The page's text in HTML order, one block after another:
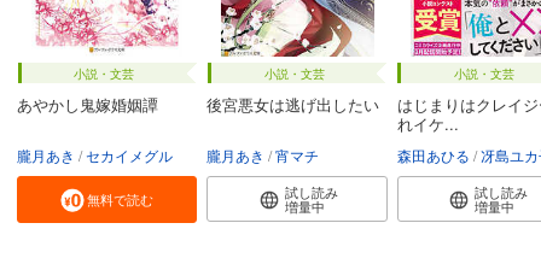
小説・文芸
あやかし鬼嫁婚姻譚
朧月あき セカイメグル
無料で読む
小説・文芸
後宮悪女は逃げ出したい
朧月あき 宵マチ
試し読み
増量中
小説・文芸
はじまりはクレイ
れイケ...
森田あひる 冴島ユ
試し読み
増量中